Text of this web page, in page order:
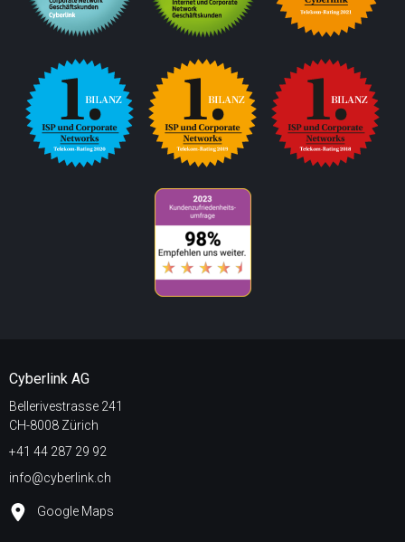
Cyberlink AG
Bellerivestrasse 241
CH-8008 Zürich
+41 44 287 29 92
info@cyberlink.ch
Google Maps